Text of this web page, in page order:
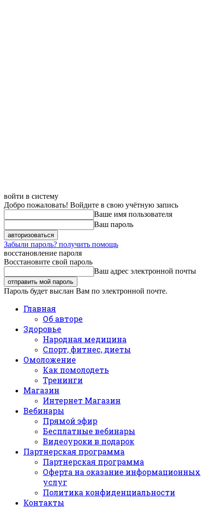
войти в систему
Добро пожаловать! Войдите в свою учётную запись
Ваше имя пользователя
Ваш пароль
Забыли пароль? получить помощь
восстановление пароля
Восстановите свой пароль
Ваш адрес электронной почты
Пароль будет выслан Вам по электронной почте.
Главная
Об авторе
Здоровье
Народная медицина
Спорт, фитнес, диеты
Омоложение
Как помолодеть
Тренинги
Магазин
Интернет Магазин
Вебинары
Прямой эфир
Бесплатные вебинары
Видеоуроки в подарок
Партнерская программа
Партнерская программа
Оферта на оказание информационных
услуг
Политика конфиденциальности
Контакты